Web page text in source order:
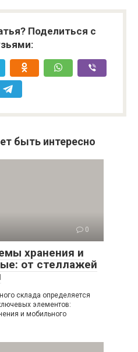
Поделиться с
быть интересно
0
хранения и
от стеллажей
склада определяется
элементов:
и мобильного